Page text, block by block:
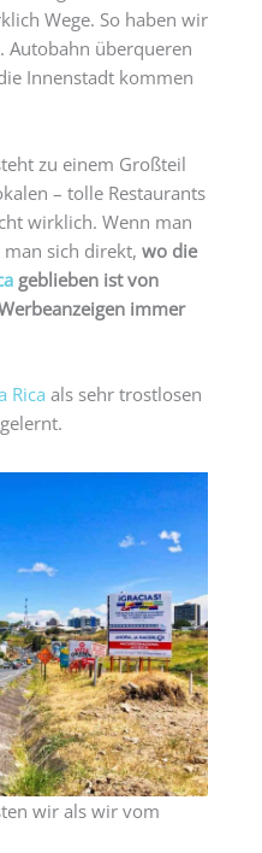
Wege. So haben wir
Autobahn überqueren
Innenstadt kommen
zu einem Großteil
– tolle Restaurants
wirklich. Wenn man
man sich direkt, wo die
geblieben ist von
immer
Rica als sehr trostlosen
wir als wir vom